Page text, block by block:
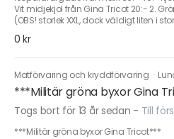
Vit midjekjol från Gina Tricot 20:- 2.
(OBS! storlek XXL, dock väldigt liten i
0 kr
Matförvaring och kryddförvaring ·
***Militär gröna byxor Gina
Togs bort för 13 år sedan - Till
***Militär gröna byxor Gina Tricot***